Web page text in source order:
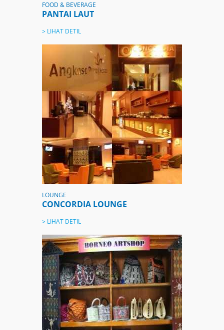
FOOD & BEVERAGE
PANTAI LAUT
> LIHAT DETIL
LOUNGE
CONCORDIA LOUNGE
> LIHAT DETIL